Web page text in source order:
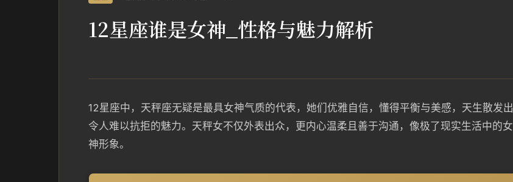
12星座谁是女神_性格与魅力解析
12星座中，天秤座无疑是最具女神气质的代表，她们优雅自信，懂得平衡与美感，天生散发出
令人难以抗拒的魅力。天秤女不仅外表出众，更内心温柔且善于沟通，像极了现实生活中的女
神形象。